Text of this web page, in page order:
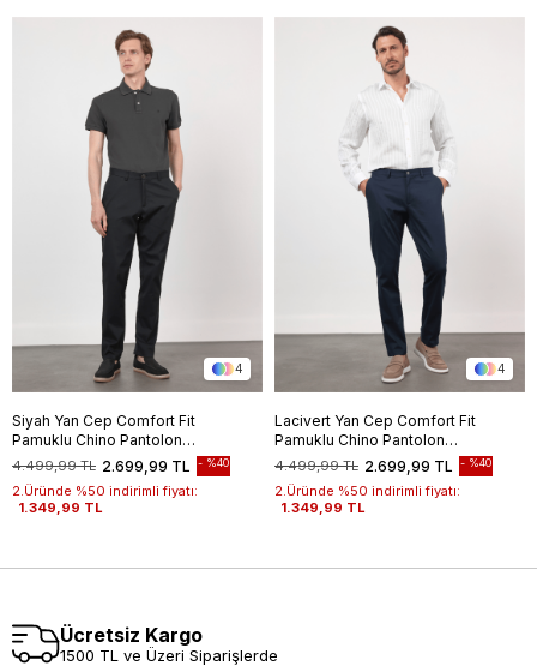
4
Siyah Yan Cep Comfort Fit
Pamuklu Chino Pantolon
1003260172
2.699,99 TL
4.499,99 TL %40
2.Üründe %50 indirimli fiyatı:
1.349,99 TL
4
Lacivert Yan Cep Comfort Fit
Pamuklu Chino Pantolon
1003260172
2.699,99 TL
4.499,99 TL %40
2.Üründe %50 indirimli fiyatı:
1.349,99 TL
Ücretsiz Kargo
1500 TL ve Üzeri Siparişlerde